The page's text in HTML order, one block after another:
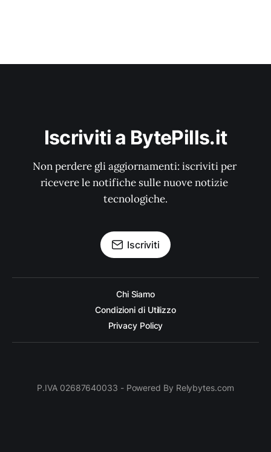
Iscriviti a BytePills.it
Non perdere gli aggiornamenti: iscriviti per
ricevere le notifiche sulle nuove notizie
tecnologiche.
Iscriviti
Chi Siamo
Condizioni di Utilizzo
Privacy Policy
P.IVA 02687640033 - Powered By Relybytes.com